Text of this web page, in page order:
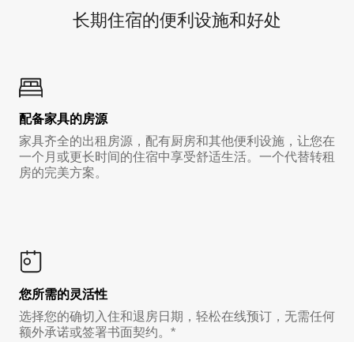
长期住宿的便利设施和好处
配备家具的房源
家具齐全的出租房源，配有厨房和其他便利设施，让您在
一个月或更长时间的住宿中享受舒适生活。一个代替转租
房的完美方案。
您所需的灵活性
选择您的确切入住和退房日期，轻松在线预订，无需任何
额外承诺或签署书面契约。*